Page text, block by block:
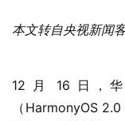
本文转自央视新闻
12 月 16 日，
（HarmonyOS